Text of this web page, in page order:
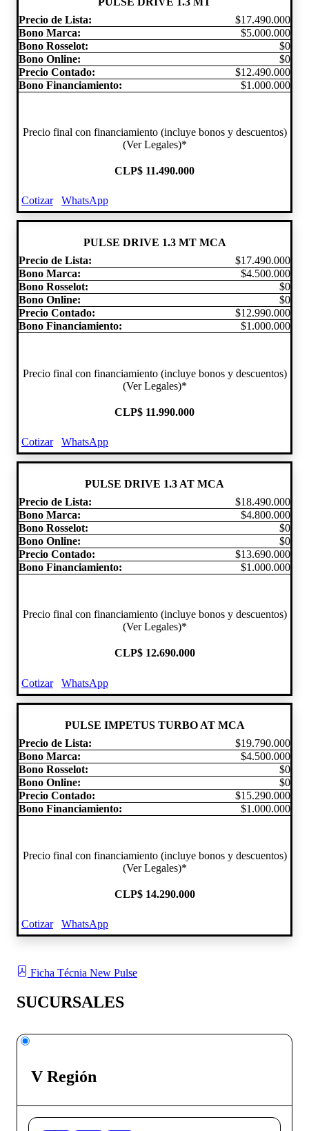
Precio de Lista:
$17.490.000
Bono Marca:
$5.000.000
Bono Rosselot:
$0
Bono Online:
$0
Precio Contado:
$12.490.000
Bono Financiamiento:
$1.000.000
Precio final con financiamiento (incluye bonos y descuentos)
(Ver Legales)*
CLP$ 11.490.000
Cotizar WhatsApp
PULSE DRIVE 1.3 MT MCA
Precio de Lista:
$17.490.000
Bono Marca:
$4.500.000
Bono Rosselot:
$0
Bono Online:
$0
Precio Contado:
$12.990.000
Bono Financiamiento:
$1.000.000
Precio final con financiamiento (incluye bonos y descuentos)
(Ver Legales)*
CLP$ 11.990.000
Cotizar WhatsApp
PULSE DRIVE 1.3 AT MCA
Precio de Lista:
$18.490.000
Bono Marca:
$4.800.000
Bono Rosselot:
$0
Bono Online:
$0
Precio Contado:
$13.690.000
Bono Financiamiento:
$1.000.000
Precio final con financiamiento (incluye bonos y descuentos)
(Ver Legales)*
CLP$ 12.690.000
Cotizar WhatsApp
PULSE IMPETUS TURBO AT MCA
Precio de Lista:
$19.790.000
Bono Marca:
$4.500.000
Bono Rosselot:
$0
Bono Online:
$0
Precio Contado:
$15.290.000
Bono Financiamiento:
$1.000.000
Precio final con financiamiento (incluye bonos y descuentos)
(Ver Legales)*
CLP$ 14.290.000
Cotizar WhatsApp
Ficha Técnia New Pulse
SUCURSALES
V Región